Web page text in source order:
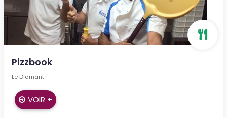
Pizzbook
Le Diamant
VOIR +